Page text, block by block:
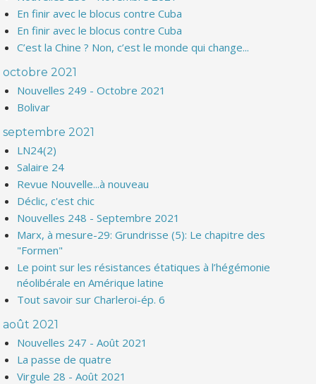
En finir avec le blocus contre Cuba
En finir avec le blocus contre Cuba
C’est la Chine ? Non, c’est le monde qui change...
octobre 2021
Nouvelles 249 - Octobre 2021
Bolivar
septembre 2021
LN24(2)
Salaire 24
Revue Nouvelle...à nouveau
Déclic, c'est chic
Nouvelles 248 - Septembre 2021
Marx, à mesure-29: Grundrisse (5): Le chapitre des
"Formen"
Le point sur les résistances étatiques à l’hégémonie
néolibérale en Amérique latine
Tout savoir sur Charleroi-ép. 6
août 2021
Nouvelles 247 - Août 2021
La passe de quatre
Virgule 28 - Août 2021